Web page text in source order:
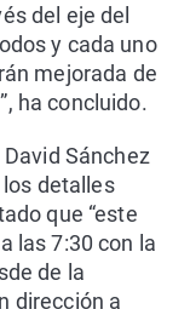
del eje del
y cada uno
mejorada de
ha concluido.
Sánchez
los detalles
que “este
las 7:30 con la
de la
dirección a